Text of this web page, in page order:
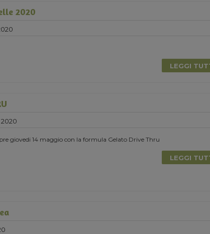
2020
LEGGI
giovedi 14 maggio con la formula Gelato Drive Thru
LEGGI